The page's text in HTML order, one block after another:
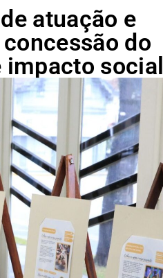
atuação e
do
impacto social